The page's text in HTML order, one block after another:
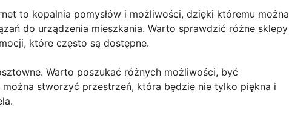
to kopalnia pomysłów i możliwości, dzięki któremu można
do urządzenia mieszkania. Warto sprawdzić różne sklepy
które często są dostępne.
Warto poszukać różnych możliwości, być
stworzyć przestrzeń, która będzie nie tylko piękna i